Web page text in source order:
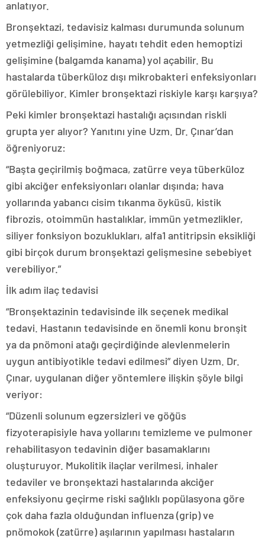
anlatıyor.
Bronşektazi, tedavisiz kalması durumunda solunum
yetmezliği gelişimine, hayatı tehdit eden hemoptizi
gelişimine (balgamda kanama) yol açabilir. Bu
hastalarda tüberküloz dışı mikrobakteri enfeksiyonları
görülebiliyor. Kimler bronşektazi riskiyle karşı karşıya?
Peki kimler bronşektazi hastalığı açısından riskli
grupta yer alıyor? Yanıtını yine Uzm. Dr. Çınar’dan
öğreniyoruz:
“Başta geçirilmiş boğmaca, zatürre veya tüberküloz
gibi akciğer enfeksiyonları olanlar dışında; hava
yollarında yabancı cisim tıkanma öyküsü, kistik
fibrozis, otoimmün hastalıklar, immün yetmezlikler,
siliyer fonksiyon bozuklukları, alfa1 antitripsin eksikliği
gibi birçok durum bronşektazi gelişmesine sebebiyet
verebiliyor.”
İlk adım ilaç tedavisi
“Bronşektazinin tedavisinde ilk seçenek medikal
tedavi. Hastanın tedavisinde en önemli konu bronşit
ya da pnömoni atağı geçirdiğinde alevlenmelerin
uygun antibiyotikle tedavi edilmesi” diyen Uzm. Dr.
Çınar, uygulanan diğer yöntemlere ilişkin şöyle bilgi
veriyor:
“Düzenli solunum egzersizleri ve göğüs
fizyoterapisiyle hava yollarını temizleme ve pulmoner
rehabilitasyon tedavinin diğer basamaklarını
oluşturuyor. Mukolitik ilaçlar verilmesi, inhaler
tedaviler ve bronşektazi hastalarında akciğer
enfeksiyonu geçirme riski sağlıklı popülasyona göre
çok daha fazla olduğundan influenza (grip) ve
pnömokok (zatürre) aşılarının yapılması hastaların